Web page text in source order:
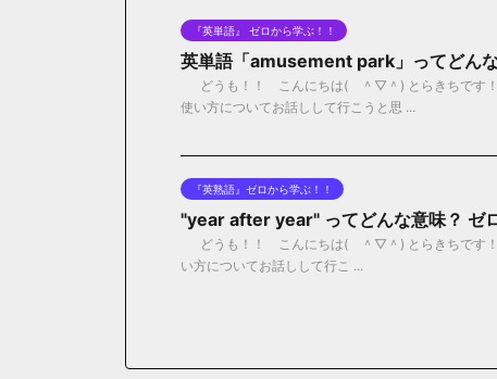
『英単語』 ゼロから学ぶ！！
英単語「amusement park」ってどん
どうも！！ こんにちは( ＾▽＾) とらきちです！
使い方についてお話しして行こうと思 ...
『英熟語』ゼロから学ぶ！！
"year after year" ってどんな意味？ ゼ
どうも！！ こんにちは( ＾▽＾) とらきちです！
い方についてお話しして行こ ...